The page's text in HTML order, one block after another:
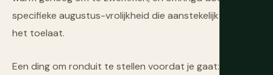
specifieke augustus-vrolijkheid die aanstekelijk is als je
het toelaat.
Een ding om ronduit te stellen voordat je gaat: de